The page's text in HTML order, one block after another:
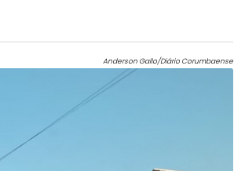
Anderson Gallo/Diário Corumbaense